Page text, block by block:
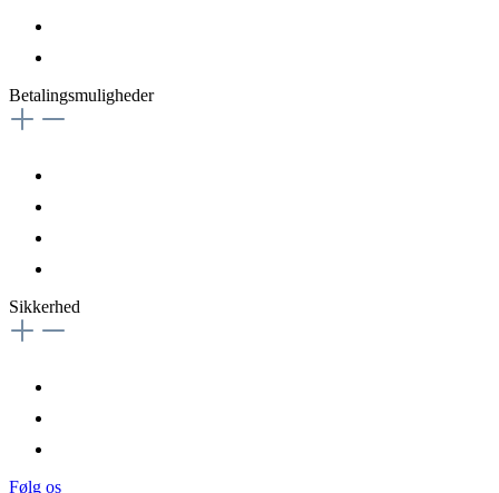
Betalingsmuligheder
Sikkerhed
Følg os